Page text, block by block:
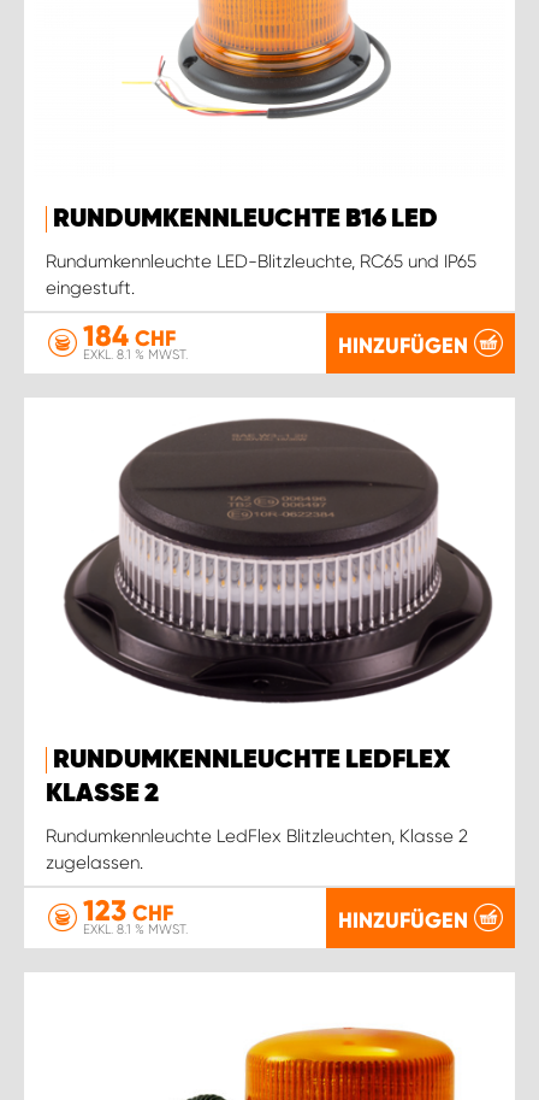
RUNDUMKENNLEUCHTE B16 LED
Rundumkennleuchte LED-Blitzleuchte, RC65 und IP65
eingestuft.
184 CHF
EXKL. 8.1 % MWST. HINZUFÜGEN
RUNDUMKENNLEUCHTE LEDFLEX
KLASSE 2
Rundumkennleuchte LedFlex Blitzleuchten, Klasse 2
zugelassen.
123 CHF
EXKL. 8.1 % MWST. HINZUFÜGEN